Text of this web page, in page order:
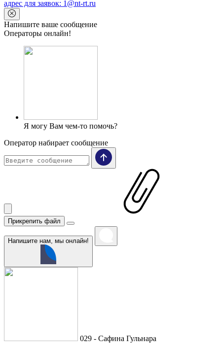
адрес для заявок: 1@nt-rt.ru
Напишите ваше сообщение
Операторы онлайн!
Я могу Вам чем-то помочь?
Оператор набирает сообщение
Прикрепить файл
Напишите нам, мы онлайн!
029 - Сафина Гульнара